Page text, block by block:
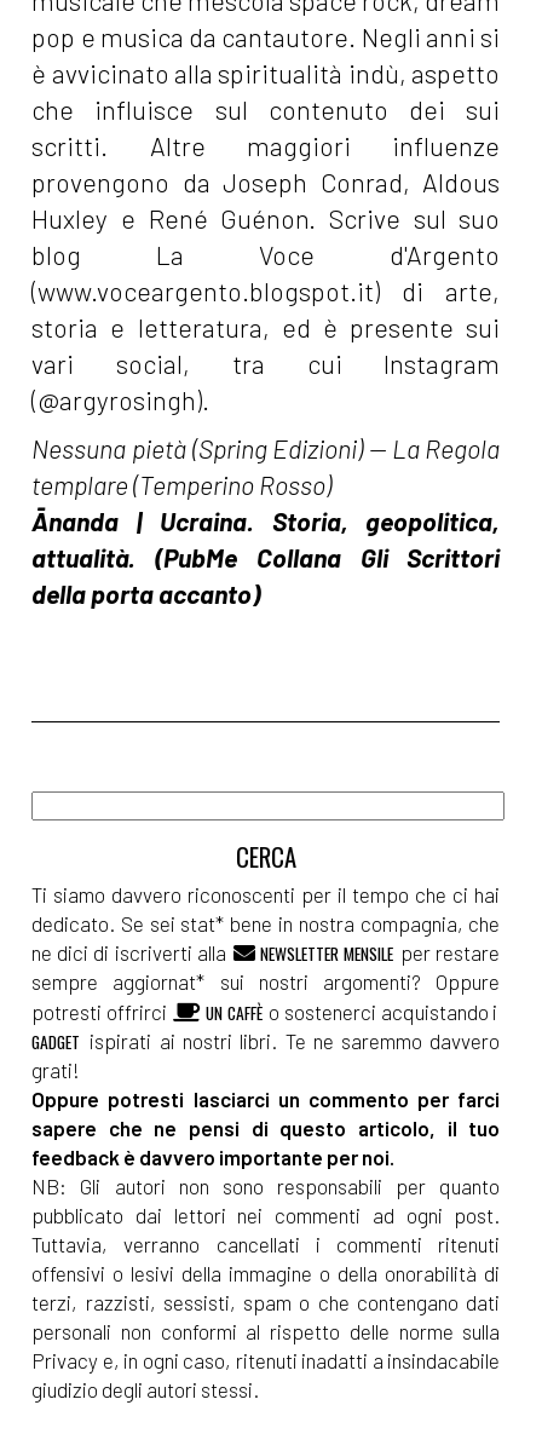
Ti siamo davvero riconoscenti per il tempo che ci hai
dedicato. Se sei stat* bene in nostra compagnia, che
ne dici di iscriverti alla
NEWSLETTER MENSILE per restare
sempre aggiornat* sui nostri argomenti? Oppure
potresti offrirci
UN CAFFÈ o sostenerci acquistando i
GADGET ispirati ai nostri libri. Te ne saremmo davvero
grati!
Oppure potresti lasciarci un commento per farci
sapere che ne pensi di questo articolo, il tuo
feedback è davvero importante per noi.
NB: Gli autori non sono responsabili per quanto
pubblicato dai lettori nei commenti ad ogni post.
Tuttavia, verranno cancellati i commenti ritenuti
offensivi o lesivi della immagine o della onorabilità di
terzi, razzisti, sessisti, spam o che contengano dati
personali non conformi al rispetto delle norme sulla
Privacy e, in ogni caso, ritenuti inadatti a insindacabile
giudizio degli autori stessi.